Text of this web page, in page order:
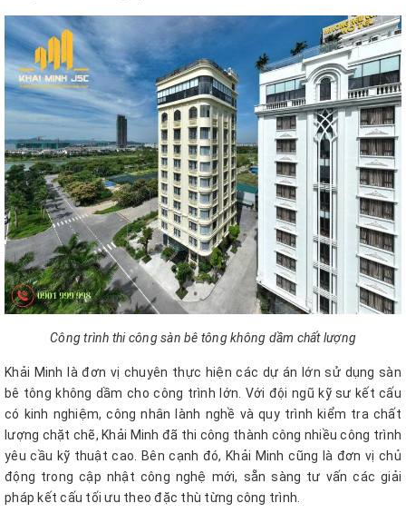
Công trình thi công sàn bê tông không dầm chất lượng
Khải Minh là đơn vị chuyên thực hiện các dự án lớn sử dụng sàn
bê tông không dầm cho công trình lớn. Với đội ngũ kỹ sư kết cấu
có kinh nghiệm, công nhân lành nghề và quy trình kiểm tra chất
lượng chặt chẽ, Khải Minh đã thi công thành công nhiều công trình
yêu cầu kỹ thuật cao. Bên cạnh đó, Khải Minh cũng là đơn vị chủ
động trong cập nhật công nghệ mới, sẵn sàng tư vấn các giải
pháp kết cấu tối ưu theo đặc thù từng công trình.